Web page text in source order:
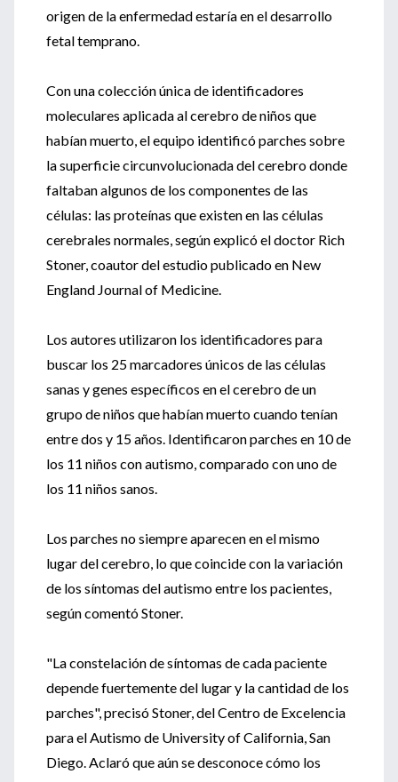
origen de la enfermedad estaría en el desarrollo
fetal temprano.
Con una colección única de identificadores
moleculares aplicada al cerebro de niños que
habían muerto, el equipo identificó parches sobre
la superficie circunvolucionada del cerebro donde
faltaban algunos de los componentes de las
células: las proteínas que existen en las células
cerebrales normales, según explicó el doctor Rich
Stoner, coautor del estudio publicado en New
England Journal of Medicine.
Los autores utilizaron los identificadores para
buscar los 25 marcadores únicos de las células
sanas y genes específicos en el cerebro de un
grupo de niños que habían muerto cuando tenían
entre dos y 15 años. Identificaron parches en 10 de
los 11 niños con autismo, comparado con uno de
los 11 niños sanos.
Los parches no siempre aparecen en el mismo
lugar del cerebro, lo que coincide con la variación
de los síntomas del autismo entre los pacientes,
según comentó Stoner.
"La constelación de síntomas de cada paciente
depende fuertemente del lugar y la cantidad de los
parches", precisó Stoner, del Centro de Excelencia
para el Autismo de University of California, San
Diego. Aclaró que aún se desconoce cómo los